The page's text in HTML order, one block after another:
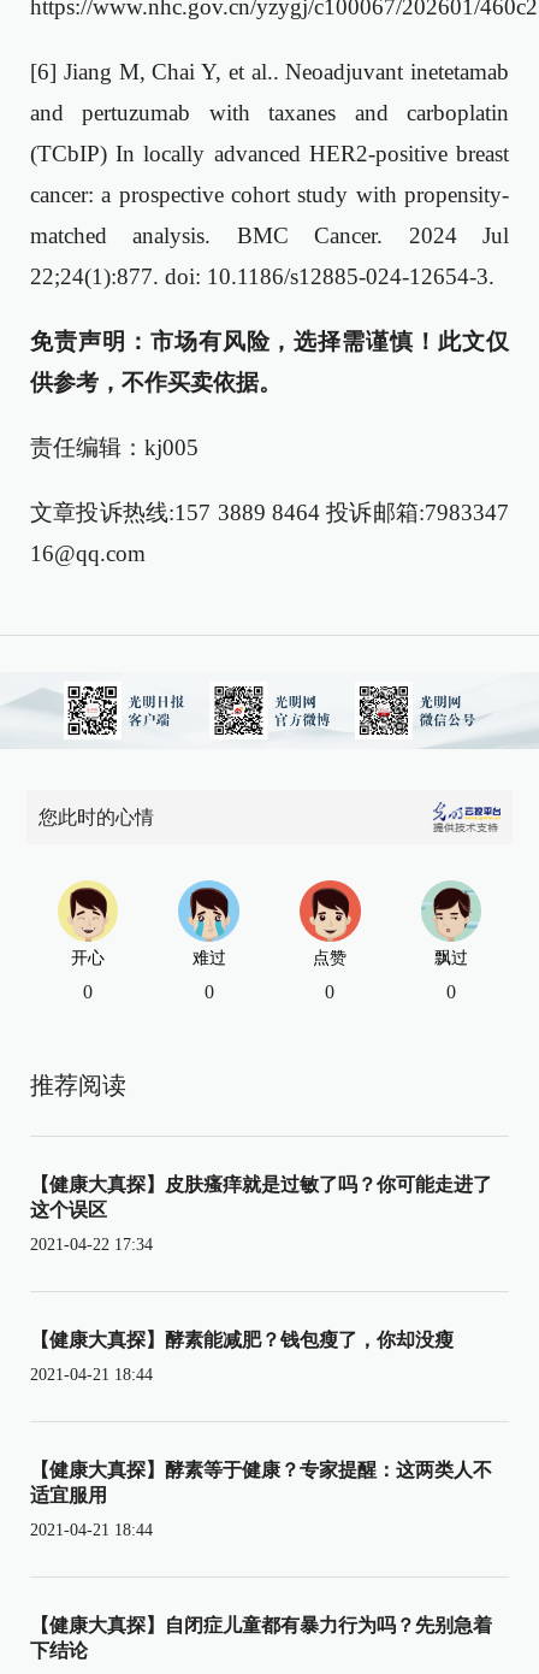
https://www.nhc.gov.cn/yzygj/c100067/202601/
[6] Jiang M, Chai Y, et al.. Neoadjuvant inetetamab
and pertuzumab with taxanes and carboplatin
(TCbIP) In locally advanced HER2-positive breast
cancer: a prospective cohort study with propensity-
matched analysis. BMC Cancer. 2024 Jul
22;24(1):877. doi: 10.1186/s12885-024-12654-3.
免责声明：市场有风险，选择需谨慎！此文仅
供参考，不作买卖依据。
责任编辑：kj005
文章投诉热线:157 3889 8464 投诉邮箱:7983347
16@qq.com
您此时的心情
开心
0
难过
0
点赞
0
飘过
0
推荐阅读
【健康大真探】皮肤瘙痒就是过敏了吗？你可能走进了
这个误区
2021-04-22 17:34
【健康大真探】酵素能减肥？钱包瘦了，你却没瘦
2021-04-21 18:44
【健康大真探】酵素等于健康？专家提醒：这两类人不
适宜服用
2021-04-21 18:44
【健康大真探】自闭症儿童都有暴力行为吗？先别急着
下结论